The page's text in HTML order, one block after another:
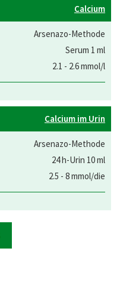
Calcium
Arsenazo-Methode
Serum 1 ml
2.1 - 2.6 mmol/l
Calcium im Urin
Arsenazo-Methode
24 h-Urin 10 ml
2.5 - 8 mmol/die